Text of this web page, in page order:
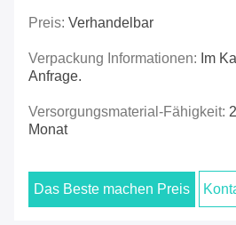
Preis: Verhandelbar
Verpackung Informationen: Im
Anfrage.
Versorgungsmaterial-Fähigkeit:
Monat
Das Beste machen Preis